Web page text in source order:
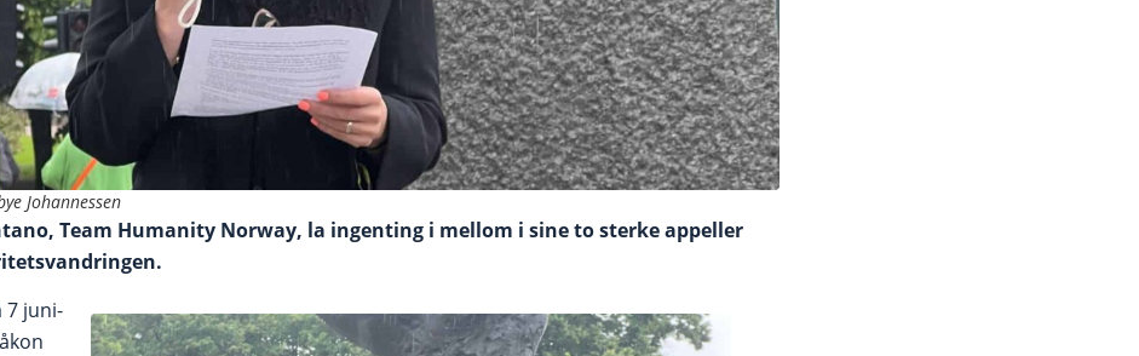
Johannessen
Team Humanity Norway, la ingenting i mellom i sine to sterke appeller
7 juni-